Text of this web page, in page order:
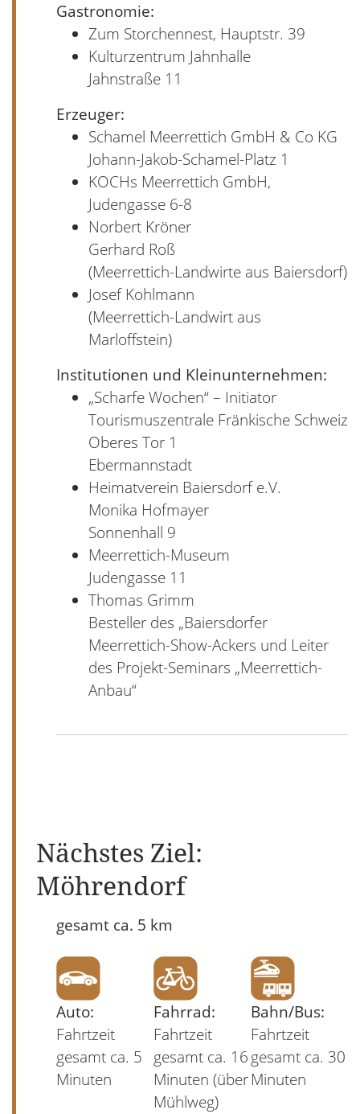
Gastronomie:
Zum Storchennest, Hauptstr. 39
Kulturzentrum Jahnhalle
Jahnstraße 11
Erzeuger:
Schamel Meerrettich GmbH & Co KG
Johann-Jakob-Schamel-Platz 1
KOCHs Meerrettich GmbH,
Judengasse 6-8
Norbert Kröner
Gerhard Roß
(Meerrettich-Landwirte aus Baiersdorf)
Josef Kohlmann
(Meerrettich-Landwirt aus
Marloffstein)
Institutionen und Kleinunternehmen:
„Scharfe Wochen“ – Initiator
Tourismuszentrale Fränkische Schweiz
Oberes Tor 1
Ebermannstadt
Heimatverein Baiersdorf e.V.
Monika Hofmayer
Sonnenhall 9
Meerrettich-Museum
Judengasse 11
Thomas Grimm
Besteller des „Baiersdorfer
Meerrettich-Show-Ackers und Leiter
des Projekt-Seminars „Meerrettich-
Anbau“
Nächstes Ziel:
Möhrendorf
gesamt ca. 5 km
Auto:
Fahrtzeit
gesamt ca. 5
Minuten
Fahrrad:
Fahrtzeit
gesamt ca. 16
Minuten (über
Mühlweg)
Bahn/Bus:
Fahrtzeit
gesamt ca. 30
Minuten